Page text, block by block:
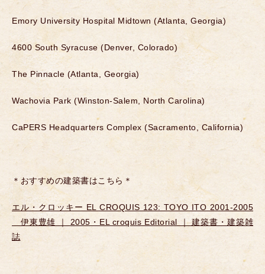
Emory University Hospital Midtown (Atlanta, Georgia)
4600 South Syracuse (Denver, Colorado)
The Pinnacle (Atlanta, Georgia)
Wachovia Park (Winston-Salem, North Carolina)
CaPERS Headquarters Complex (Sacramento, California)
＊おすすめの建築書はこちら＊
エル・クロッキー EL CROQUIS 123: TOYO ITO 2001-2005
伊東豊雄 ｜ 2005・EL croquis Editorial ｜ 建築書・建築雑
誌